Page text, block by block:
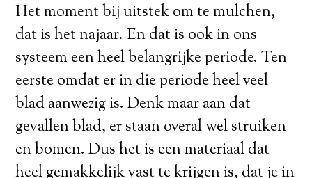
Het moment bij uitstek om te mulchen,
dat is het najaar. En dat is ook in ons
systeem een heel belangrijke periode. Ten
eerste omdat er in die periode heel veel
blad aanwezig is. Denk maar aan dat
gevallen blad, er staan overal wel struiken
en bomen. Dus het is een materiaal dat
heel gemakkelijk vast te krijgen is, dat je in